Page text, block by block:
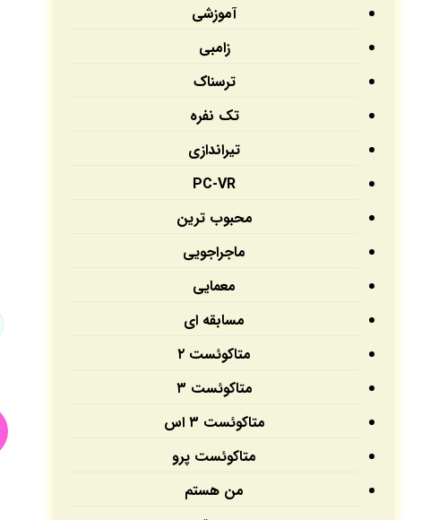
آموزشی
زامبی
ترسناک
تک نفره
تیراندازی
PC-VR
محبوب ترین
ماجراجویی
معمایی
مسابقه ای
متاکوئست ۲
متاکوئست ۳
متاکوئست ۳ اس
متاکوئست پرو
من هستم